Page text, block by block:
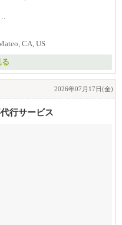
CA, US
る
2026年07月17日(金)
行サービス